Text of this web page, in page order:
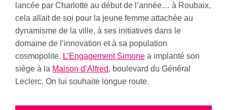
lancée par Charlotte au début de l’année… à Roubaix,
cela allait de soi pour la jeune femme attachée au
dynamisme de la ville, à ses initiatives dans le
domaine de l’innovation et à sa population
cosmopolite. L’Engagement Simone a implanté son
siège à la Maison d’Alfred, boulevard du Général
Leclerc. On lui souhaite longue route.